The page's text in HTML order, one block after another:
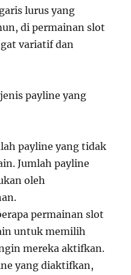
lurus yang
di permainan slot
variatif dan
payline yang
payline yang tidak
Jumlah payline
oleh
permainan slot
untuk memilih
mereka aktifkan.
yang diaktifkan,